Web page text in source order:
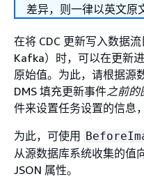
差异，则一律以英文原
在将 CDC 更新写入数据
Kafka）时，可以在更新
原始值。为此，请根据源
DMS 填充更新事件之前的
件来设置任务设置的信息
为此，可使用
从源数据库系统收集的值
JSON 属性。